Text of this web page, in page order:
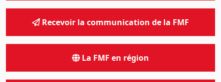
Recevoir la communication de la FMF
La FMF en région